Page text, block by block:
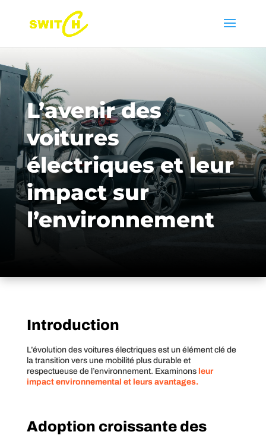
L’avenir des
voitures
électriques et leur
impact sur
l’environnement
Introduction
L’évolution des voitures électriques est un élément clé de
la transition vers une mobilité plus durable et
respectueuse de l’environnement. Examinons leur
impact environnemental et leurs avantages.
Adoption croissante des